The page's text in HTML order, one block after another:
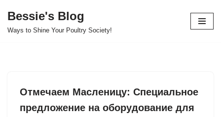
Skip
Bessie's Blog
Ways to Shine Your Poultry Society!
Отмечаем Масленицу: Специальное
предложение на оборудование для